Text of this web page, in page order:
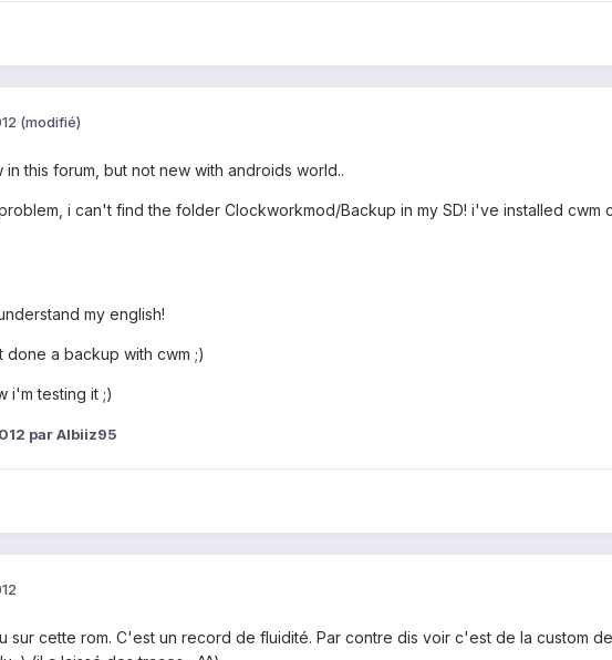
(modifié)
this forum, but not new with androids world..
i can't find the folder Clockworkmod/Backup in my SD! i've installed cwm
my english!
done a backup with cwm ;)
i'm testing it ;)
par Albiiz95
sur cette rom. C'est un record de fluidité. Par contre dis voir c'est de la custom